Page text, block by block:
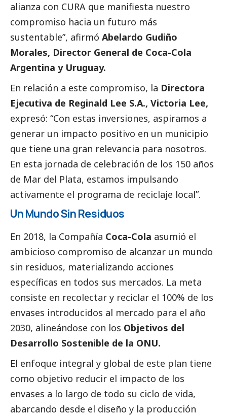
alianza con CURA que manifiesta nuestro
compromiso hacia un futuro más
sustentable”, afirmó Abelardo Gudiño
Morales, Director General de Coca-Cola
Argentina y Uruguay.
En relación a este compromiso, la Directora
Ejecutiva de Reginald Lee S.A., Victoria Lee,
expresó: “Con estas inversiones, aspiramos a
generar un impacto positivo en un municipio
que tiene una gran relevancia para nosotros.
En esta jornada de celebración de los 150 años
de Mar del Plata, estamos impulsando
activamente el programa de reciclaje local”.
Un Mundo Sin Residuos
En 2018, la Compañía Coca-Cola asumió el
ambicioso compromiso de alcanzar un mundo
sin residuos, materializando acciones
específicas en todos sus mercados. La meta
consiste en recolectar y reciclar el 100% de los
envases introducidos al mercado para el año
2030, alineándose con los Objetivos del
Desarrollo Sostenible de la ONU.
El enfoque integral y global de este plan tiene
como objetivo reducir el impacto de los
envases a lo largo de todo su ciclo de vida,
abarcando desde el diseño y la producción